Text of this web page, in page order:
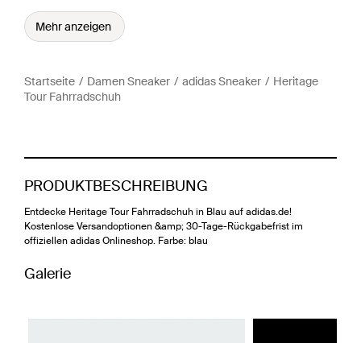
Mehr anzeigen
Startseite Damen Sneaker adidas Sneaker
Heritage
Tour Fahrradschuh
PRODUKTBESCHREIBUNG
Entdecke Heritage Tour Fahrradschuh in Blau auf adidas.de!
Kostenlose Versandoptionen &amp; 30-Tage-Rückgabefrist im
offiziellen adidas Onlineshop. Farbe: blau
Galerie